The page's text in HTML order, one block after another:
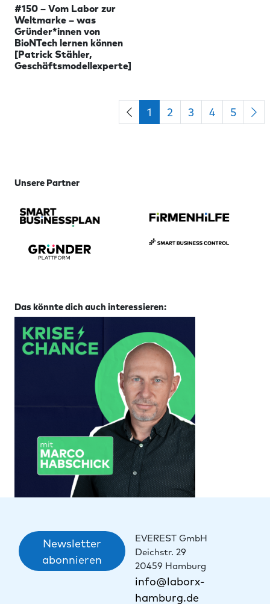
#150 – Vom Labor zur
Weltmarke – was
Gründer*innen von
BioNTech lernen können
[Patrick Stähler,
Geschäftsmodellexperte]
1 2 3 4 5
Unsere Partner
Das könnte dich auch interessieren:
Newsletter
abonnieren
EVEREST GmbH
Deichstr. 29
20459 Hamburg
info@laborx-
hamburg.de